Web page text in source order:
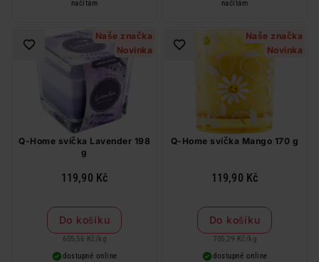
načítám načítám
Naše značka
Novinka
Q-Home svíčka Lavender 198
g
119,90 Kč
Do košíku
605,56 Kč / kg
dostupné online
Naše značka
Novinka
Q-Home svíčka Mango 170 g
119,90 Kč
Do košíku
705,29 Kč / kg
dostupné online